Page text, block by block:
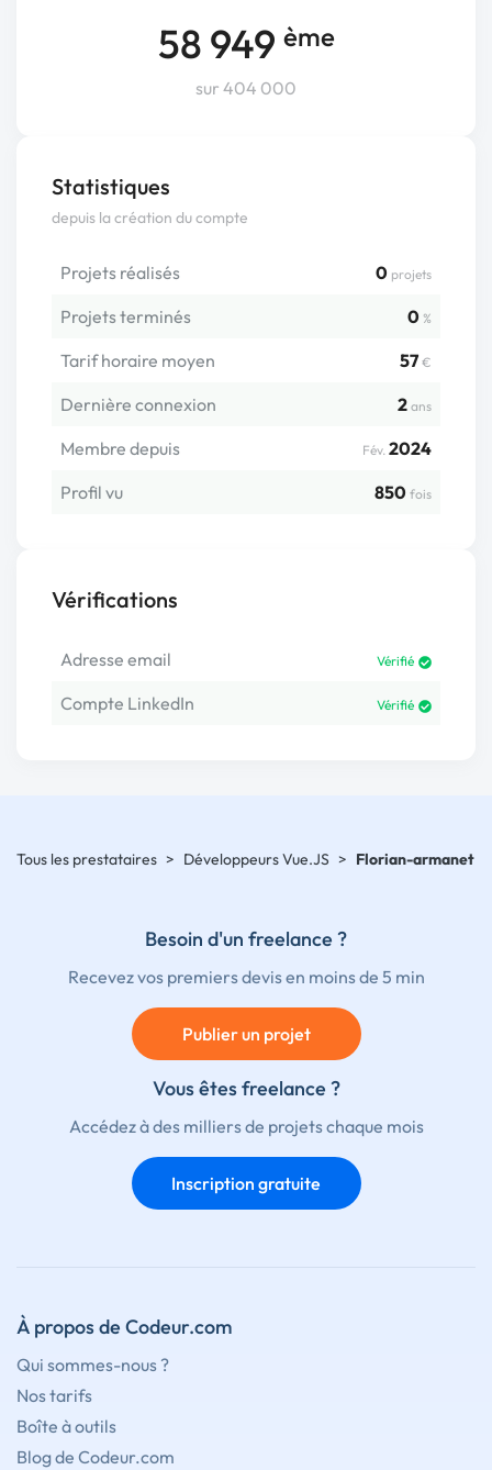
58 949 ème
sur 404 000
Statistiques
depuis la création du compte
Projets réalisés 0 projets
Projets terminés 0 %
Tarif horaire moyen 57 €
Dernière connexion 2 ans
Membre depuis Fév. 2024
Profil vu
850 fois
Vérifications
Adresse email Vérifié
Compte LinkedIn Vérifié
Tous les prestataires > Développeurs Vue.JS > Florian-armanet
Besoin d'un freelance ?
Recevez vos premiers devis en moins de 5 min
Publier un projet
Vous êtes freelance ?
Accédez à des milliers de projets chaque mois
Inscription gratuite
À propos de Codeur.com
Qui sommes-nous ?
Nos tarifs
Boîte à outils
Blog de Codeur.com